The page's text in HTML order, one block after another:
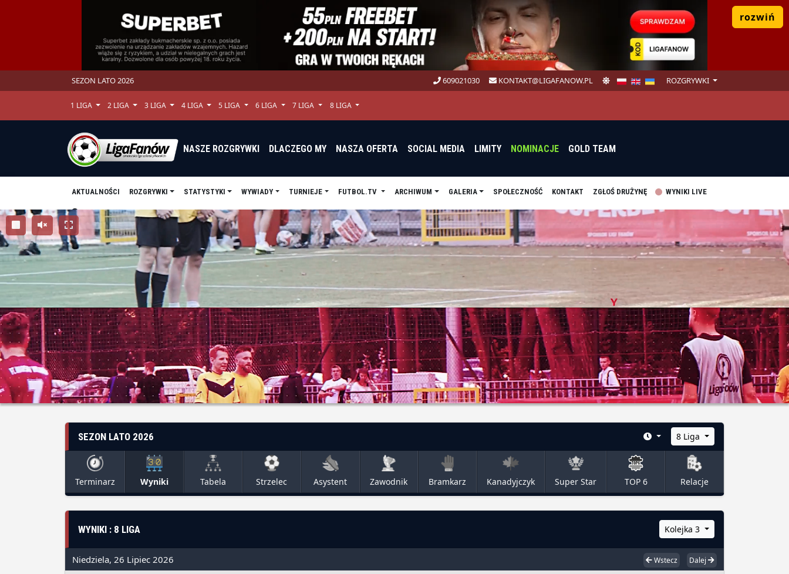
rozwiń
SEZON LATO 2026 609021030 KONTAKT@LIGAFANOW.PL ROZGRYWKI
1 LIGA 2 LIGA 3 LIGA 4 LIGA 5 LIGA 6 LIGA 7 LIGA 8 LIGA
NASZE ROZGRYWKI DLACZEGO MY NASZA OFERTA SOCIAL MEDIA LIMITY NOMINACJE GOLD TEAM
AKTUALNOŚCI ROZGRYWKI STATYSTYKI WYWIADY TURNIEJE FUTBOL.TV ARCHIWUM GALERIA SPOŁECZNOŚĆ KONTAKT ZGŁOŚ DRUŻYNĘ WYNIKI LIVE
SEZON LATO 2026 8 Liga
Terminarz Wyniki Tabela Strzelec Asystent Zawodnik Bramkarz Kanadyjczyk Super Star TOP 6 Relacje
WYNIKI : 8 LIGA Kolejka 3
Niedziela, 26 Lipiec 2026 Wstecz Dalej